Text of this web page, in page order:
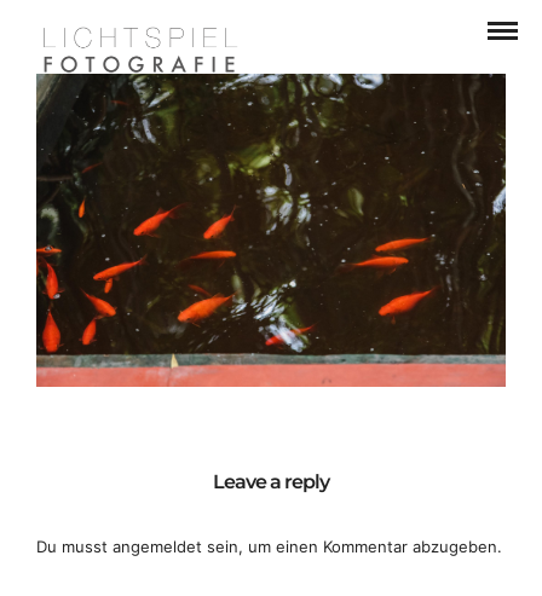
Leave a reply
Du musst angemeldet sein, um einen Kommentar abzugeben.